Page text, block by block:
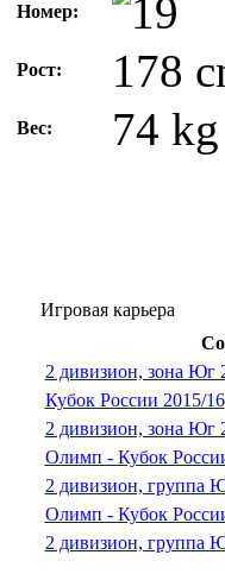
Номер:
Рост: 178
Вес: 74 kg
Игровая карьера
2 дивизион, зона Юг
Кубок России 2015/16
2 дивизион, зона Юг
Олимп - Кубок
2 дивизион, группа
Олимп - Кубок
2 дивизион, группа